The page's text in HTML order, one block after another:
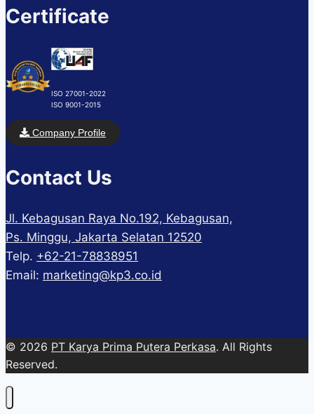
Certificate
ISO 27001-2022
ISO 9001-2015
Company Profile
Contact Us
Jl. Kebagusan Raya No.192, Kebagusan,
Ps. Minggu, Jakarta Selatan 12520
Telp. +62-21-78838951
Email: marketing@kp3.co.id
© 2026 PT Karya Prima Putera Perkasa. All Rights
Reserved.